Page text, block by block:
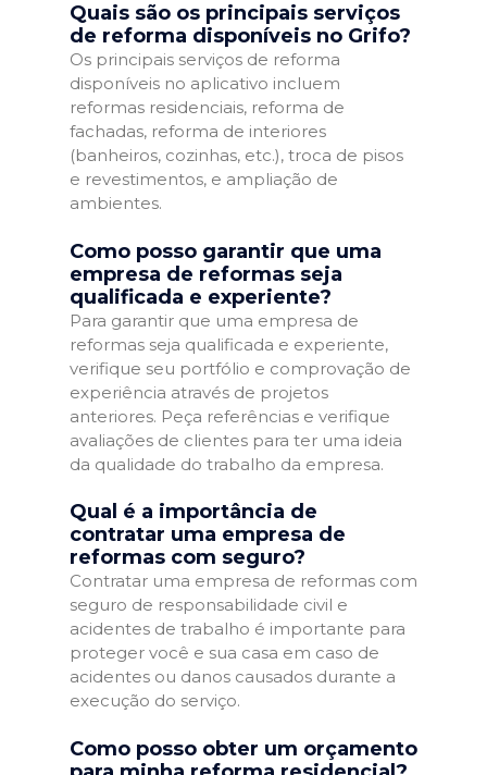
Quais são os principais serviços
de reforma disponíveis no Grifo?
Os principais serviços de reforma
disponíveis no aplicativo incluem
reformas residenciais, reforma de
fachadas, reforma de interiores
(banheiros, cozinhas, etc.), troca de pisos
e revestimentos, e ampliação de
ambientes.
Como posso garantir que uma
empresa de reformas seja
qualificada e experiente?
Para garantir que uma empresa de
reformas seja qualificada e experiente,
verifique seu portfólio e comprovação de
experiência através de projetos
anteriores. Peça referências e verifique
avaliações de clientes para ter uma ideia
da qualidade do trabalho da empresa.
Qual é a importância de
contratar uma empresa de
reformas com seguro?
Contratar uma empresa de reformas com
seguro de responsabilidade civil e
acidentes de trabalho é importante para
proteger você e sua casa em caso de
acidentes ou danos causados durante a
execução do serviço.
Como posso obter um orçamento